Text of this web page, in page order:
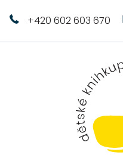
+420 602 603 670